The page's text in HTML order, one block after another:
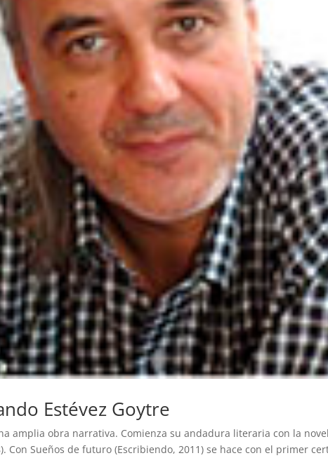
Estévez Goytre
amplia obra narrativa. Comienza su andadura literaria con la
Con Sueños de futuro (Escribiendo, 2011) se hace con el primer